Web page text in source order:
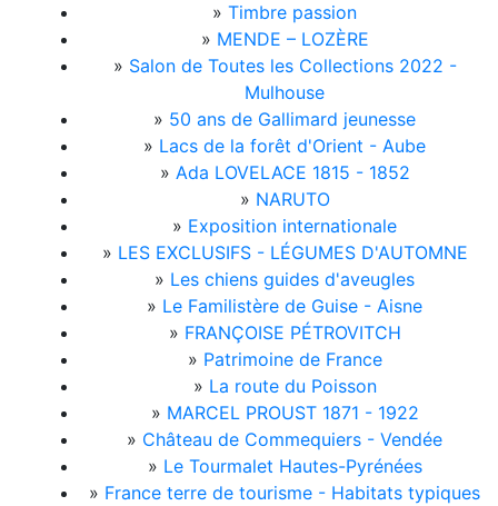
» Timbre passion
» MENDE – LOZÈRE
» Salon de Toutes les Collections 2022 -
Mulhouse
» 50 ans de Gallimard jeunesse
» Lacs de la forêt d'Orient - Aube
» Ada LOVELACE 1815 - 1852
» NARUTO
» Exposition internationale
» LES EXCLUSIFS - LÉGUMES D'AUTOMNE
» Les chiens guides d'aveugles
» Le Familistère de Guise - Aisne
» FRANÇOISE PÉTROVITCH
» Patrimoine de France
» La route du Poisson
» MARCEL PROUST 1871 - 1922
» Château de Commequiers - Vendée
» Le Tourmalet Hautes-Pyrénées
» France terre de tourisme - Habitats typiques